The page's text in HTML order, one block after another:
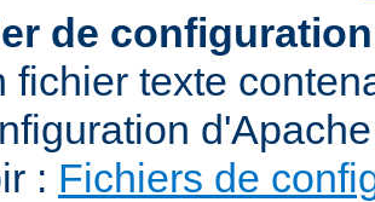
de
fichier texte
: Fichiers de